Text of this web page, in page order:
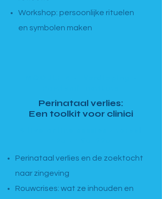
Workshop: persoonlijke rituelen
en symbolen maken
Perinataal verlies:
Een toolkit voor clinici
Perinataal verlies en de zoektocht
naar zingeving
Rouwcrises: wat ze inhouden en